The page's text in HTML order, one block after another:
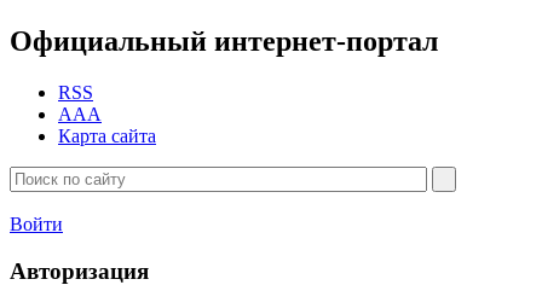
Официальный интернет-портал
RSS
AAA
Карта сайта
Войти
Авторизация